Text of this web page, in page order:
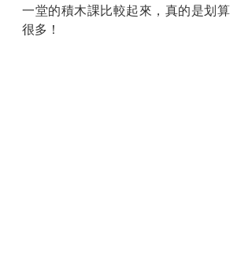
一堂的積木課比較起來，真的是划算
很多！